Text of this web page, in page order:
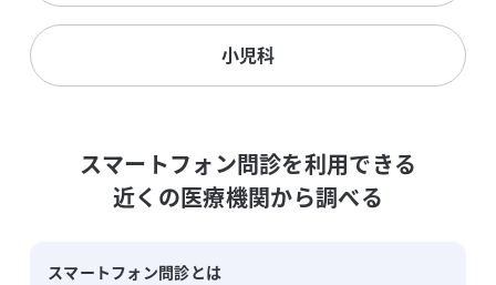
小児科
スマートフォン問診を利用できる
近くの医療機関から調べる
スマートフォン問診とは